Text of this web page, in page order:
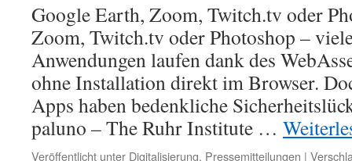
Google Earth, Zoom, Twitch.tv oder
Zoom, Twitch.tv oder Photoshop –
Anwendungen laufen dank des
ohne Installation direkt im Browser.
Apps haben bedenkliche
paluno – The Ruhr Institute …
Veröffentlicht unter Digitalisierung, Pressemitteilungen |